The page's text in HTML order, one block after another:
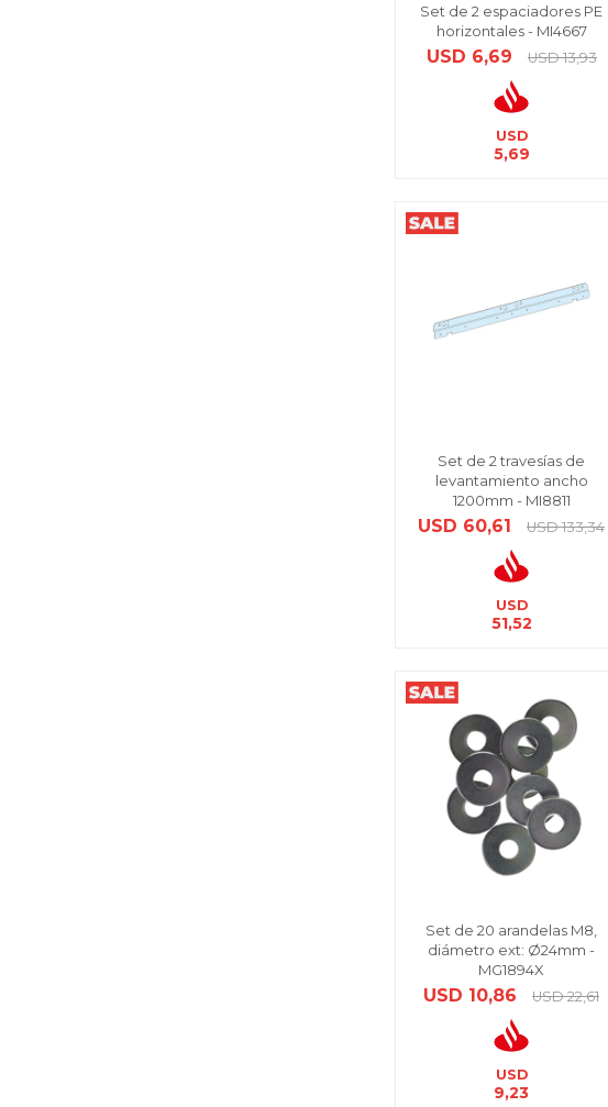
Set de 2 espaciadores PE
horizontales - MI4667
USD 6,69 USD 13,93
USD
5,69
Set de 2 travesías de
levantamiento ancho
1200mm - MI8811
USD 60,61 USD 133,34
USD
51,52
Set de 20 arandelas M8,
diámetro ext: Ø24mm -
MG1894X
USD 10,86 USD 22,61
USD
9,23